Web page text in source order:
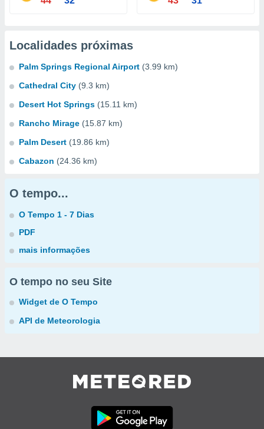
Localidades próximas
Palm Springs Regional Airport (3.99 km)
Cathedral City (9.3 km)
Desert Hot Springs (15.11 km)
Rancho Mirage (15.87 km)
Palm Desert (19.86 km)
Cabazon (24.36 km)
O tempo...
O Tempo 1 - 7 Dias
PDF
mais informações
O tempo no seu Site
Widget de O Tempo
API de Meteorologia